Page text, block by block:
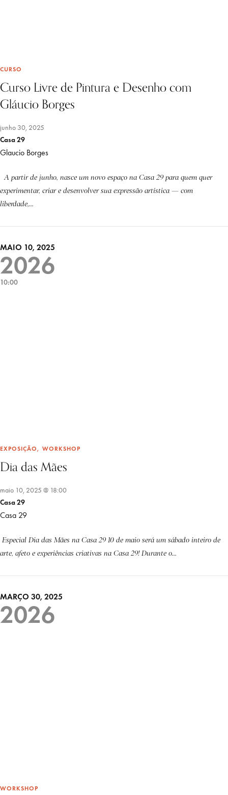
CURSO
Curso Livre de Pintura e Desenho com
Gláucio Borges
junho 30, 2025
Casa 29
Glaucio Borges
A partir de junho, nasce um novo espaço na Casa 29 para quem quer
experimentar, criar e desenvolver sua expressão artística — com
liberdade,...
MAIO 10, 2025
2026
10:00
EXPOSIÇÃO WORKSHOP
Dia das Mães
maio 10, 2025 @ 18:00
Casa 29
Casa 29
Especial Dia das Mães na Casa 29 10 de maio será um sábado inteiro de
arte, afeto e experiências criativas na Casa 29! Durante o...
MARÇO 30, 2025
2026
WORKSHOP